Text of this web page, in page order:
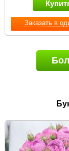
Заказать в